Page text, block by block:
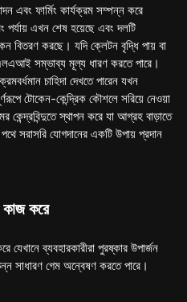
এবং ফার্মিং কার্যক্রম সম্পন্ন করে
এখন শেষ হয়েছে এবং দলটি
বিতরণ করছে। যদি ক্লেটন বৃদ্ধি পায় বা
সম্ভাব্য মূল্য ধারণ করতে পারে।
চাহিদা দেখতে পারেন যখন
টোকেন-কেন্দ্রিক কৌশলে সরিয়ে নেওয়া
স্থাপন করে যা আগ্রহ বাড়াতে
সরাসরি যোগদানের একটি উপায় প্রদান
কাজ করে
যেখানে ব্যবহারকারীরা পুরষ্কার উপার্জন
সাধারণ গেম অন্বেষণ করতে পারে।